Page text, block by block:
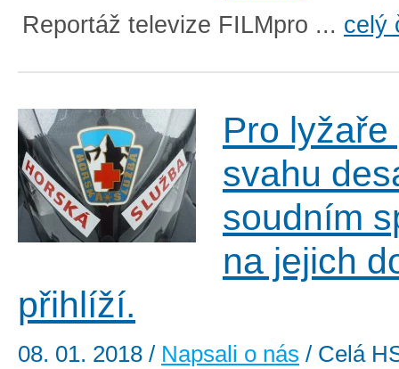
Reportáž televize FILMpro ... celý
Pro
svahu
soudním
na jejich
přihlíží.
08. 01. 2018 / Napsali o nás / Celá